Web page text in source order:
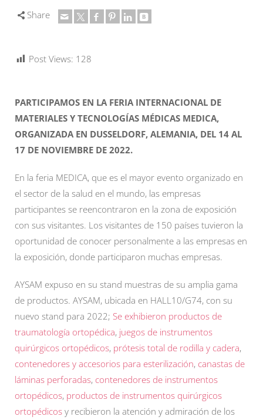
Share
Post Views: 128
PARTICIPAMOS EN LA FERIA INTERNACIONAL DE
MATERIALES Y TECNOLOGÍAS MÉDICAS MEDICA,
ORGANIZADA EN DUSSELDORF, ALEMANIA, DEL 14 AL
17 DE NOVIEMBRE DE 2022.
En la feria MEDICA, que es el mayor evento organizado en
el sector de la salud en el mundo, las empresas
participantes se reencontraron en la zona de exposición
con sus visitantes. Los visitantes de 150 países tuvieron la
oportunidad de conocer personalmente a las empresas en
la exposición, donde participaron muchas empresas.
AYSAM expuso en su stand muestras de su amplia gama
de productos. AYSAM, ubicada en HALL10/G74, con su
nuevo stand para 2022; Se exhibieron productos de
traumatología ortopédica, juegos de instrumentos
quirúrgicos ortopédicos, prótesis total de rodilla y cadera,
contenedores y accesorios para esterilización, canastas de
láminas perforadas, contenedores de instrumentos
ortopédicos, productos de instrumentos quirúrgicos
ortopédicos y recibieron la atención y admiración de los